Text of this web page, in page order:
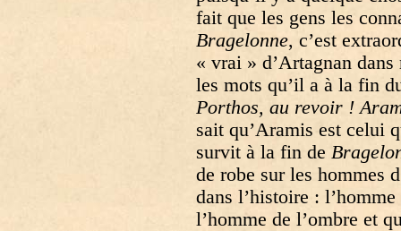
fait que les gens les
Bragelonne, c’est
« vrai » d’Artagnan
les mots qu’il a à la fin
Porthos, au revoir !
sait qu’Aramis est celui
survit à la fin de
de robe sur les hommes
dans l’histoire :
l’homme de l’ombre et